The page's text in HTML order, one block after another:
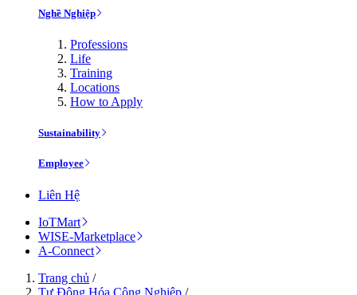
Nghề Nghiệp
Professions
Life
Training
Locations
How to Apply
Sustainability
Employee
Liên Hệ
IoTMart
WISE-Marketplace
A-Connect
Trang chủ /
Tự Động Hóa Công Nghiệp /